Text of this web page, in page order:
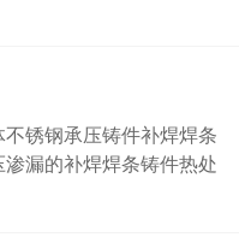
锈钢承压铸件补焊焊条
漏的补焊焊条铸件热处